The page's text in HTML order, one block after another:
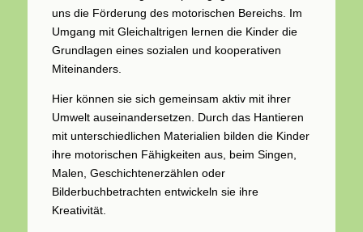
uns die Förderung des motorischen Bereichs. Im
Umgang mit Gleichaltrigen lernen die Kinder die
Grundlagen eines sozialen und kooperativen
Miteinanders.
Hier können sie sich gemeinsam aktiv mit ihrer
Umwelt auseinandersetzen. Durch das Hantieren
mit unterschiedlichen Materialien bilden die Kinder
ihre motorischen Fähigkeiten aus, beim Singen,
Malen, Geschichtenerzählen oder
Bilderbuchbetrachten entwickeln sie ihre
Kreativität.